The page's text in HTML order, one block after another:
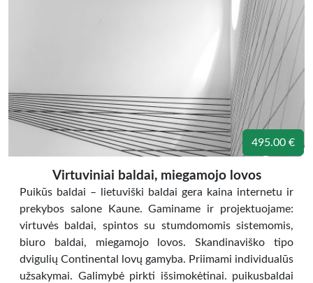
495.00 €
Virtuviniai baldai, miegamojo lovos
Puikūs baldai – lietuviški baldai gera kaina internetu ir
prekybos salone Kaune. Gaminame ir projektuojame:
virtuvės baldai, spintos su stumdomomis sistemomis,
biuro baldai, miegamojo lovos. Skandinaviško tipo
dvigulių Continental lovų gamyba. Priimami individualūs
užsakymai. Galimybė pirkti išsimokėtinai. puikusbaldai